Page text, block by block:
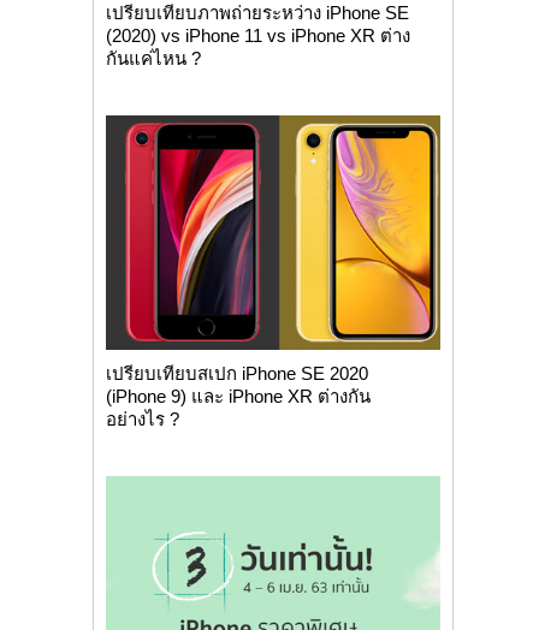
เปรียบเทียบภาพถ่ายระหว่าง iPhone SE
(2020) vs iPhone 11 vs iPhone XR ต่าง
กันแค่ไหน ?
เปรียบเทียบสเปก iPhone SE 2020
(iPhone 9) และ iPhone XR ต่างกัน
อย่างไร ?